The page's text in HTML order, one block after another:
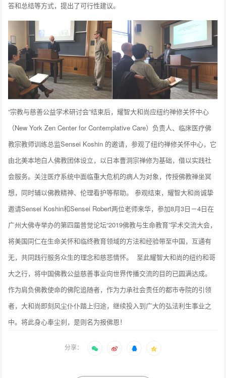
答和总结等方式，提出了可行性建议。
“宗教与慈善公益学术研讨会”结束后，耀智大和尚应纽约禅修关怀中心
（New York Zen Center for Contemplative Care）负责人、临床医疗佛
教宗教师训练总监Sensei Koshin 的邀请，参观了纽约禅修关怀中心，它
由北美本地白人佛教团体设立，以日本曹洞宗禅修为基础，借以实践社
会服务。关注医疗系统中面临重大危机的病人为对象，传授佛教禅坐冥
想，同时辅以佛教精神、伦理看护等帮助。 参观结束，耀智大和尚诚挚
邀请Sensei Koshin和Sensei Robert两位老师来华，参加8月3日－4日在
广州大佛寺举办的第四届普觉论坛“2019佛教与生命教育”学术交流大会，
将美国同仁在生命关怀和临终教育领域的方法和经验带至中国，互通有
无，共同践行服务众生的理念和慈悲情怀。
至此耀智大和尚的纽约和哥
大之行，将中国佛教公益慈善事业向世界传播交流的目的已圆满达成。
作为肩负佛教使命的佛陀追随者，作为力承社会责任的都市寺院的引领
者，大和尚即刻风尘仆仆踏上归途，继续投入到广大的弘法利生事业之
中。将此身心奉尘刹，是则名为报佛恩！
分享：